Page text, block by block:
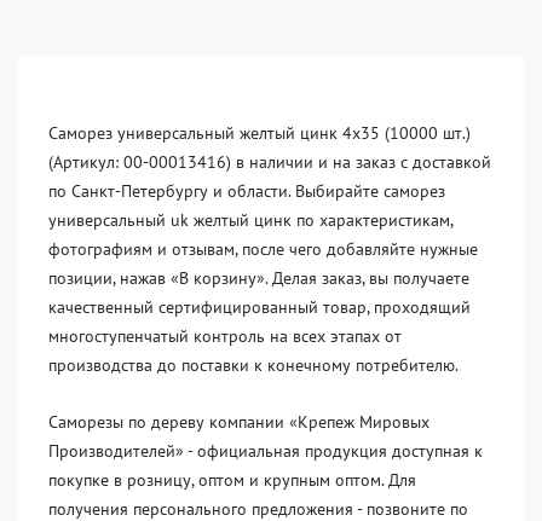
Саморез универсальный желтый цинк 4x35 (10000 шт.)
(Артикул: 00-00013416) в наличии и на заказ с доставкой
по Санкт-Петербургу и области. Выбирайте саморез
универсальный uk желтый цинк по характеристикам,
фотографиям и отзывам, после чего добавляйте нужные
позиции, нажав «В корзину». Делая заказ, вы получаете
качественный сертифицированный товар, проходящий
многоступенчатый контроль на всех этапах от
производства до поставки к конечному потребителю.
Саморезы по дереву компании «Крепеж Мировых
Производителей» - официальная продукция доступная к
покупке в розницу, оптом и крупным оптом. Для
получения персонального предложения - позвоните по